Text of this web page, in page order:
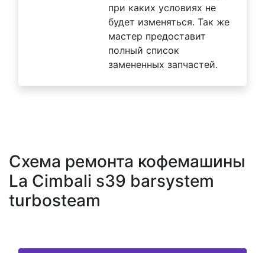
при каких условиях не
будет изменяться. Так же
мастер предоставит
полный список
замененных запчастей.
Схема ремонта кофемашины
La Cimbali s39 barsystem
turbosteam